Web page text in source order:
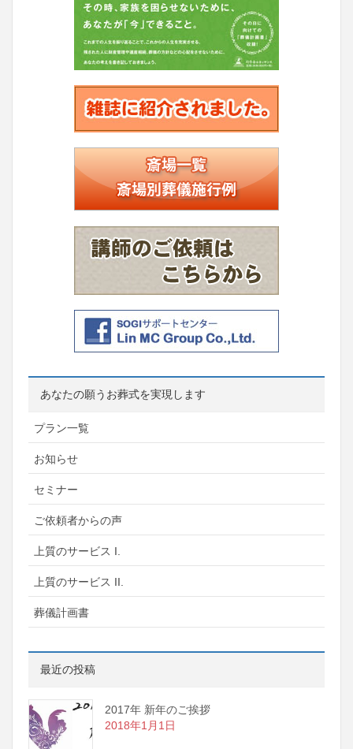
あなたの願うお葬式を実現します
プラン一覧
お知らせ
セミナー
ご依頼者からの声
上質のサービス I.
上質のサービス II.
葬儀計画書
最近の投稿
2017年 新年のご挨拶
2018年1月1日